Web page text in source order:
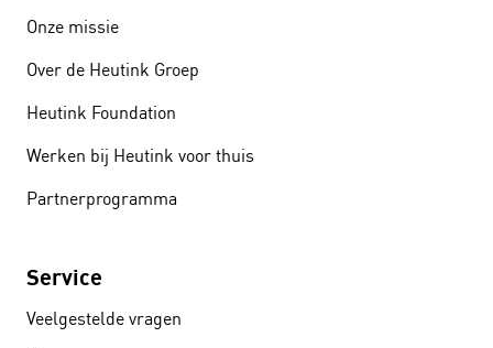
Onze missie
Over de Heutink Groep
Heutink Foundation
Werken bij Heutink voor thuis
Partnerprogramma
Service
Veelgestelde vragen